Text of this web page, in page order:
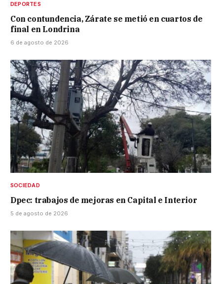
DEPORTES
Con contundencia, Zárate se metió en cuartos de
final en Londrina
6 de agosto de 2026
SOCIEDAD
Dpec: trabajos de mejoras en Capital e Interior
5 de agosto de 2026